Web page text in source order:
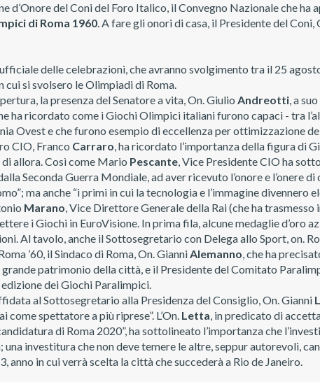
d’Onore del Coni del Foro Italico, il Convegno Nazionale che ha
di Roma 1960. A fare gli onori di casa, il Presidente del Coni,
delle celebrazioni, che avranno svolgimento tra il 25
si svolsero le Olimpiadi di Roma.
la presenza del Senatore a vita, On. Giulio Andreotti, a
ha ricordato come i Giochi Olimpici italiani furono capaci - tra
Ovest e che furono esempio di eccellenza per ottimizzazione
CIO, Franco Carraro, ha ricordato l’importanza della figura di
allora. Così come Mario Pescante, Vice Presidente CIO ha
Seconda Guerra Mondiale, ad aver ricevuto l’onore e l’onere
ma anche “i primi in cui la tecnologia e l’immagine divennero
Marano, Vice Direttore Generale della Rai (che ha
i Giochi in EuroVisione. In prima fila, alcune medaglie d’oro
Al tavolo, anche il Sottosegretario con Delega allo Sport, on.
’60, il Sindaco di Roma, On. GianniAlemanno, che ha
patrimonio della città, e il Presidente del Comitato
dei Giochi Paralimpici.
al Sottosegretario alla Presidenza del Consiglio, On. Gianni
come spettatore a più riprese”. L’On. Letta, in predicato di
di Roma 2020”, ha sottolineato l’importanza che
una investitura che non deve temere le altre, seppur autorevoli,
anno in cui verrà scelta la città che succederà a Rio de Janeiro.